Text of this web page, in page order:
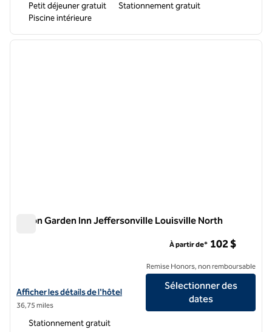
Petit déjeuner gratuit
Stationnement gratuit
Piscine intérieure
1 sur 12
Hilton Garden Inn Jeffersonville Louisville North
Afficher les détails de l'hôtel Hilton Garden Inn Jeffersonville
Afficher les détails de l'hôtel
36,75 miles
À partir de* 102 $
Remise Honors, non remboursable
Sélectionner des
dates
Stationnement gratuit